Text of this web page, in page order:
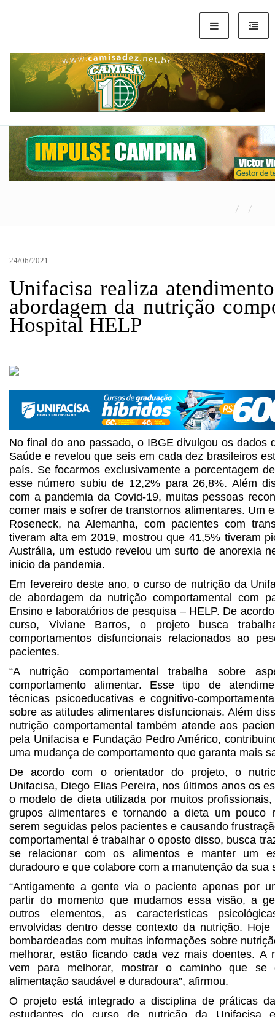
24/06/2021
Unifacisa realiza
abordagem da nutrição
Hospital HELP
No final do ano passado, o IBGE divulgou os dados
Saúde e revelou que seis em cada dez brasileiros
país. Se focarmos exclusivamente a porcentagem
esse número subiu de 12,2% para 26,8%. Além
com a pandemia da Covid-19, muitas pessoas
comer mais e sofrer de transtornos alimentares. Um
Roseneck, na Alemanha, com pacientes com
tiveram alta em 2019, mostrou que 41,5% tiveram
Austrália, um estudo revelou um surto de anorexia
início da pandemia.
Em fevereiro deste ano, o curso de nutrição da
de abordagem da nutrição comportamental com
Ensino e laboratórios de pesquisa – HELP. De
curso, Viviane Barros, o projeto busca
comportamentos disfuncionais relacionados ao
pacientes.
“A nutrição comportamental trabalha sobre
comportamento alimentar. Esse tipo de
técnicas psicoeducativas e cognitivo-
sobre as atitudes alimentares disfuncionais. Além
nutrição comportamental também atende aos
pela Unifacisa e Fundação Pedro Américo,
uma mudança de comportamento que garanta mais
De acordo com o orientador do projeto, o
Unifacisa, Diego Elias Pereira, nos últimos anos os
o modelo de dieta utilizada por muitos
grupos alimentares e tornando a dieta um pouco
serem seguidas pelos pacientes e causando
comportamental é trabalhar o oposto disso, busca
se relacionar com os alimentos e manter um
duradouro e que colabore com a manutenção da sua
“Antigamente a gente via o paciente apenas por
partir do momento que mudamos essa visão, a
outros elementos, as características
envolvidas dentro desse contexto da nutrição.
bombardeadas com muitas informações sobre
melhorar, estão ficando cada vez mais doentes. A
vem para melhorar, mostrar o caminho que se
alimentação saudável e duradoura”, afirmou.
O projeto está integrado a disciplina de práticas
estudantes do curso de nutrição da Unifacisa